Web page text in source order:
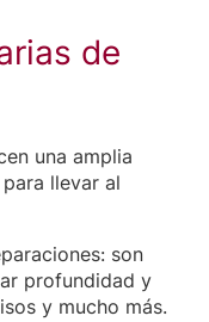
de
una amplia
llevar al
son
profundidad y
y mucho más.